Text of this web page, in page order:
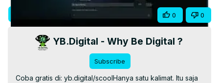
Video 0 0
YB.Digital - Why Be Digital ?
Subscribe
Coba gratis di: yb.digital/scoolHanya satu kalimat. Itu saja